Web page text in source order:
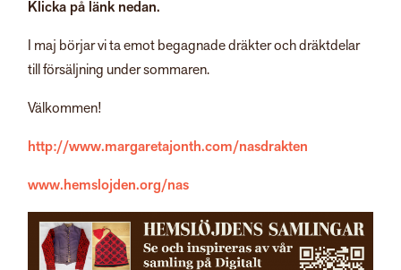
Klicka på länk nedan.
I maj börjar vi ta emot begagnade dräkter och dräktdelar
till försäljning under sommaren.
Välkommen!
http://www.margaretajonth.com/nasdrakten
www.hemslojden.org/nas